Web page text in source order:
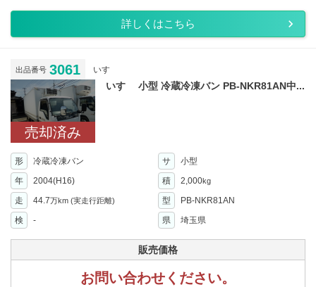
詳しくはこちら
出品番号 3061 いすゞ
売却済み
いすゞ 小型 冷蔵冷凍バン PB-NKR81AN中...
形 冷蔵冷凍バン サ
小型
年
2004(H16) 積 2,000kg
走 44.7万km (実走行距離) 型
PB-NKR81AN
検
- 県 埼玉県
販売価格
お問い合わせください。